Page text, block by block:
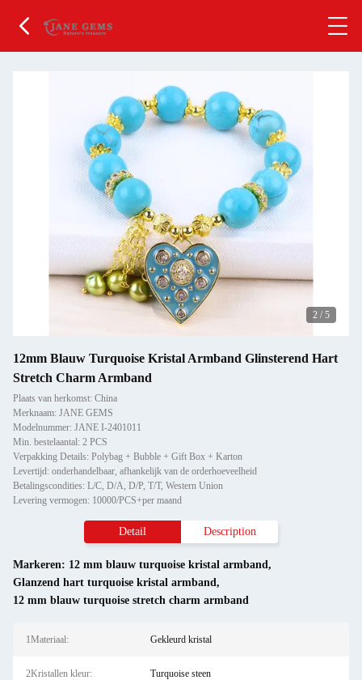
2 / 5
12mm Blauw Turquoise Kristal Armband Glinsterend Hart
Stretch Charm Armband
Plaats van herkomst: China
Merknaam: JANE GEMS
Modelnummer: JANE I-2401011
Min. bestelaantal: 2 PCS
Verpakking Details: Polybag + Bubble + Gift Box + Karton
Levertijd: onderhandelbaar, afhankelijk van de orderhoeveelheid
Betalingscondities: L/C, D/A, D/P, T/T, Western Union
Levering vermogen: 10000/PCS+per maand
Detail Description
Markeren: 12 mm blauw turquoise kristal armband,
Glanzend hart turquoise kristal armband,
12 mm blauw turquoise stretch charm armband
1Materiaal: Gekleurd kristal
2Kristallen kleur: Turquoise steen